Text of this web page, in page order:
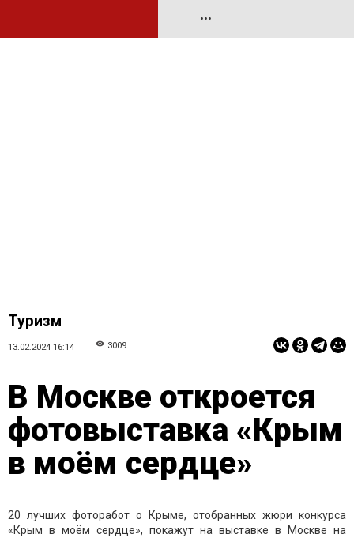
•••
Туризм
13.02.2024 16:14 3009
В Москве откроется
фотовыставка «Крым
в моём сердце»
20 лучших фоторабот о Крыме, отобранных жюри конкурса
«Крым в моём сердце», покажут на выставке в Москве на